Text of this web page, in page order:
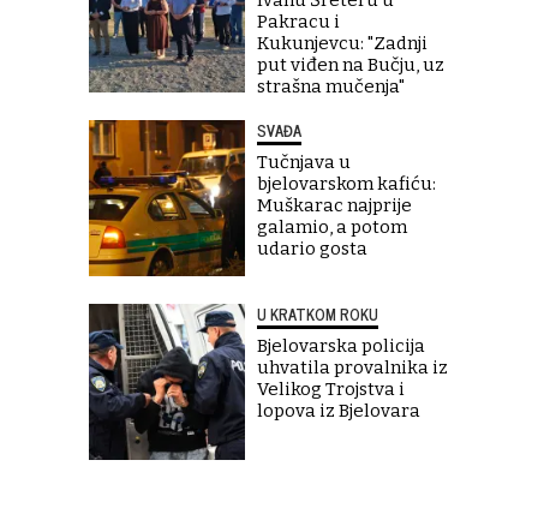
Pakracu i
Kukunjevcu: "Zadnji
put viđen na Bučju, uz
strašna mučenja"
SVAĐA
Tučnjava u
bjelovarskom kafiću:
Muškarac najprije
galamio, a potom
udario gosta
U KRATKOM ROKU
Bjelovarska policija
uhvatila provalnika iz
Velikog Trojstva i
lopova iz Bjelovara